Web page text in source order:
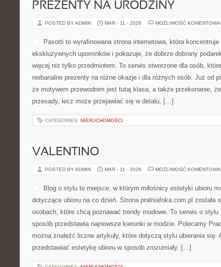
PREZENTY NA URODZINY
POSTED BY ADMIN MAR - 11 - 2026 MOŻLIWOŚĆ
Pasotti to wyrafinowana strona internetowa, która
ekskluzywnych upominków i pokazuje, że dobrze dobrany
więcej niż tylko przedmiotem. To serwis stworzone dla osób,
niebanalne prezenty na różne okazje i dla różnych osób. Już od
że motywem przewodnim jest tutaj klasa, a także przekonanie,
przesady, lecz może przejawiać się w detalu, […]
CATEGORIES: NIERUCHOMOŚCI
VALENTINO
POSTED BY ADMIN MAR - 11 - 2026 MOŻLIWOŚĆ
Blog o stylu to miejsce, w którym miłośnicy estetyki ubioru
dotyczące ubioru na co dzień. Strona pralniafoka.com.pl została
osobach, które chcą poznawać trendy modowe. To serwis o
sposób przedstawia najnowsze kierunki w modzie. Polecamy
można znaleźć liczne artykuły, które dotyczą stylu ubierania się.
przedstawiać estetykę ubioru w sposób zrozumiały. […]